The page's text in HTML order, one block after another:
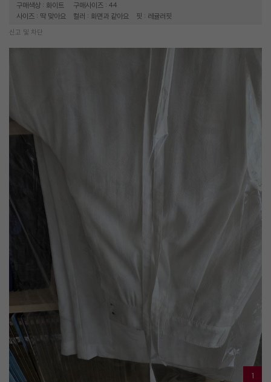
구매색상 : 화이트
구매사이즈 : 44
사이즈 : 딱 맞아요
컬러 : 화면과 같아요 핏 : 레귤러핏
신고 및 차단
1